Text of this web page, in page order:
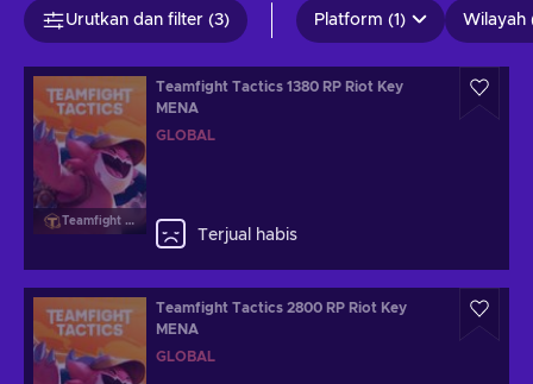
Urutkan dan filter (3) Platform (1) Wilayah
Teamfight Tactics
Teamfight Tactics 1380 RP Riot Key
MENA
GLOBAL
Terjual habis
Teamfight Tactics 2800 RP Riot Key
MENA
GLOBAL